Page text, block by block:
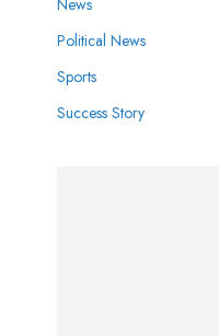
Political News
Sports
Success Story